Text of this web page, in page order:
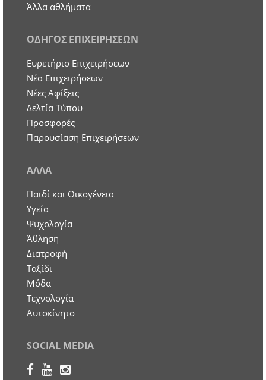
Άλλα αθλήματα
ΟΔΗΓΟΣ ΕΠΙΧΕΙΡΗΣΕΩΝ
Ευρετήριο Επιχειρήσεων
Nέα Επιχειρήσεων
Νέες Αφίξεις
Δελτία Τύπου
Προσφορές
Παρουσίαση Επιχειρήσεων
ΑΛΛΑ
Παιδί και Οικογένεια
Υγεία
Ψυχολογία
Άθληση
Διατροφή
Ταξίδι
Μόδα
Τεχνολογία
Αυτοκίνητο
SOCIAL MEDIA